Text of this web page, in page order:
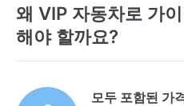
왜 VIP 자동차로 가
해야 할까요?
모두 포함된 가